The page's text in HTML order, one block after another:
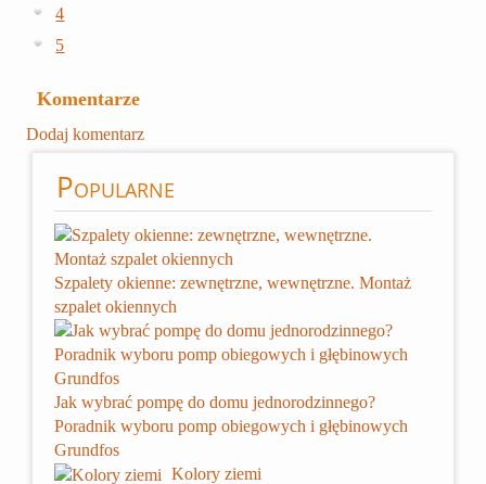
piękno materiału przez lata.
to bardziej odporne na uszkodzenia, wilgoć i
budżet lub warunki eksploatacyjne nie pozwalają
do kuchni czy łazienek.
4
5
Komentarze
Dodaj komentarz
Popularne
Szpalety okienne: zewnętrzne, wewnętrzne. Montaż
szpalet okiennych
Jak wybrać pompę do domu jednorodzinnego?
Poradnik wyboru pomp obiegowych i głębinowych
Grundfos
Kolory ziemi